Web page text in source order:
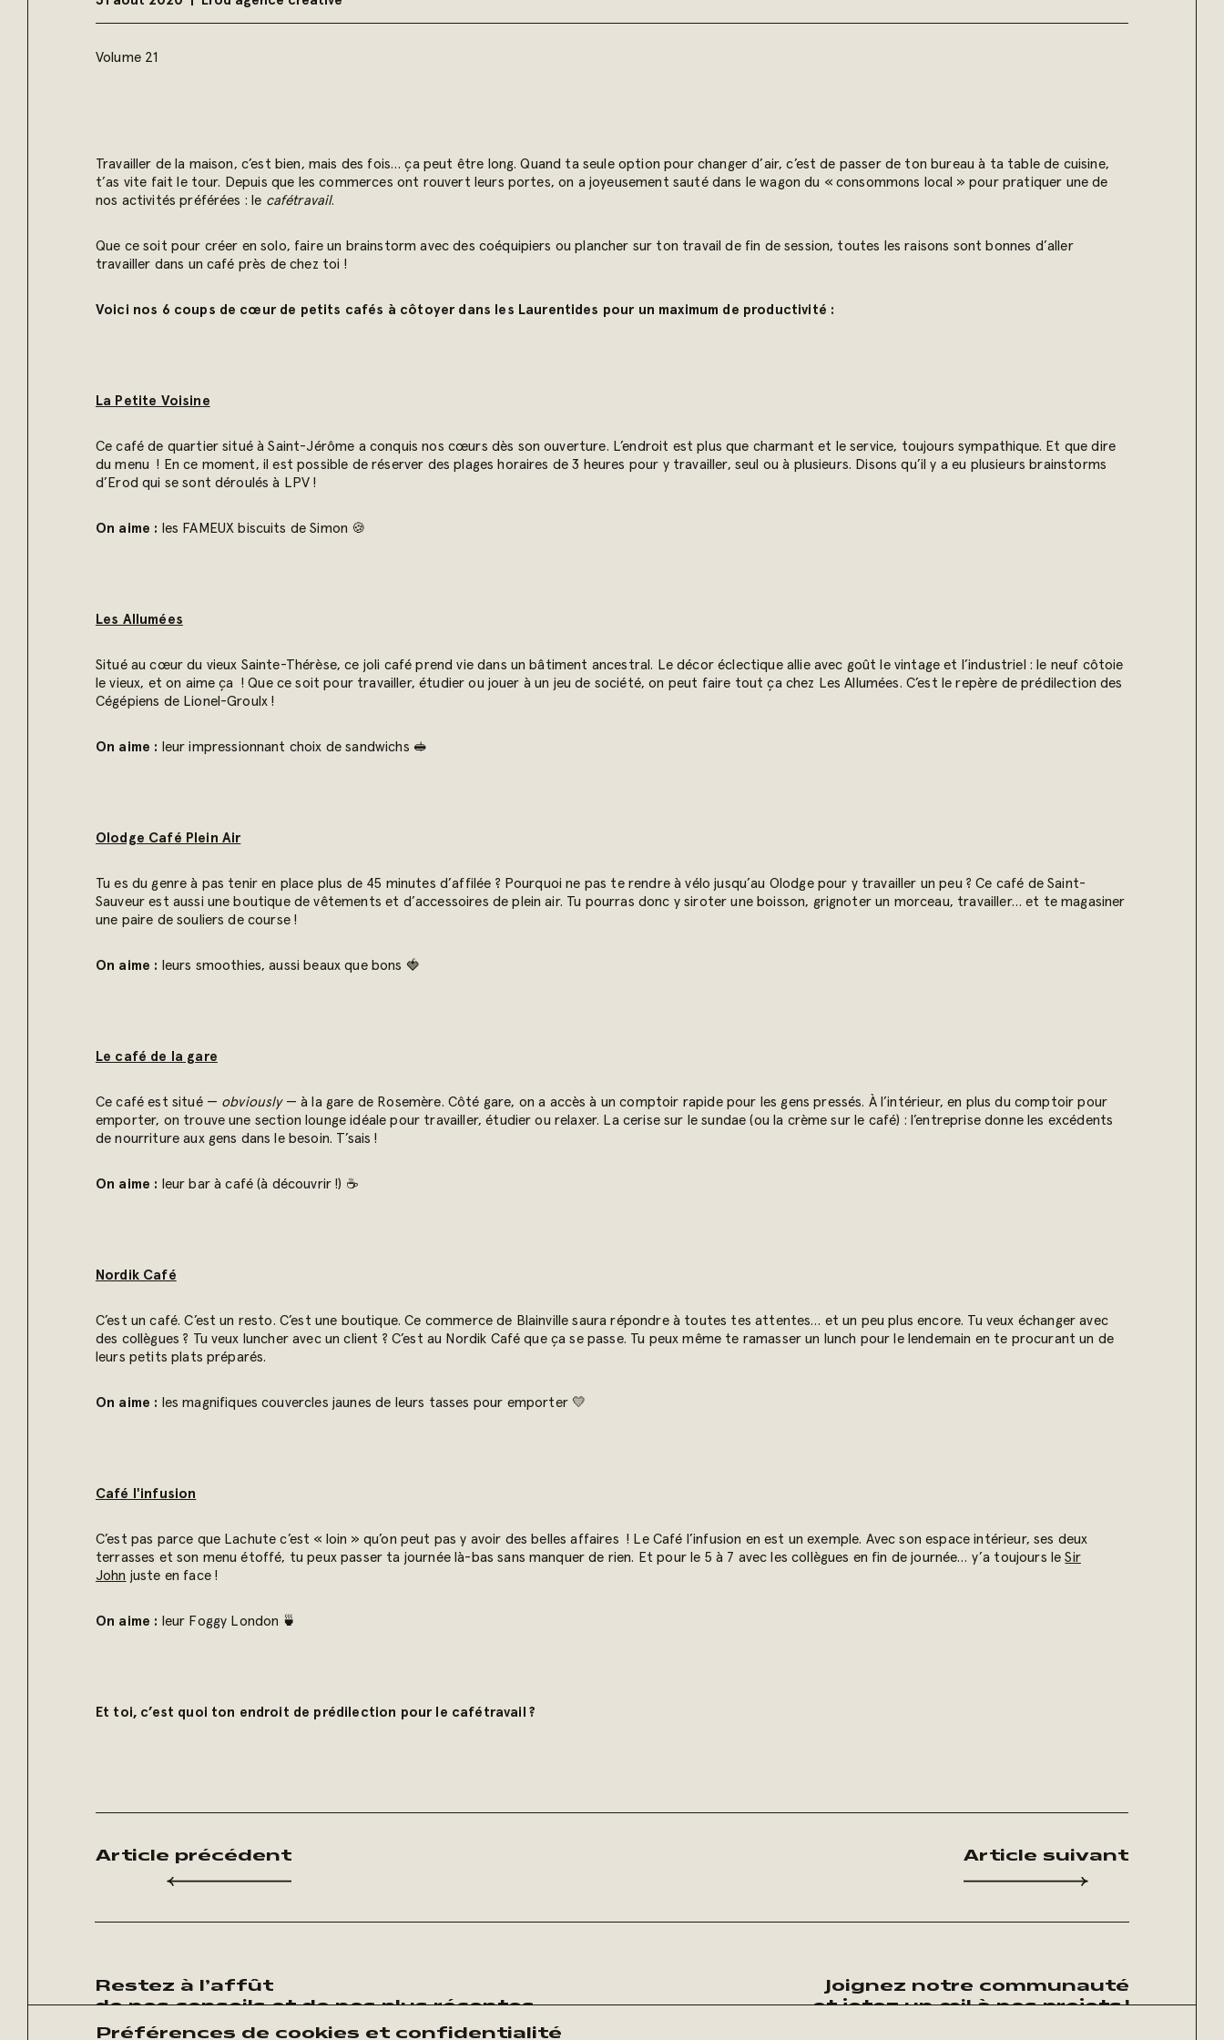
Préférences de cookies et confidentialité
Volume 21
Travailler de la maison, c’est bien, mais des fois… ça peut être long. Quand ta seule option pour changer d’air, c’est de passer de ton bureau à ta table de cuisine,
t’as vite fait le tour. Depuis que les commerces ont rouvert leurs portes, on a joyeusement sauté dans le wagon du « consommons local » pour pratiquer une de
nos activités préférées : le cafétravail.
Que ce soit pour créer en solo, faire un brainstorm avec des coéquipiers ou plancher sur ton travail de fin de session, toutes les raisons sont bonnes d’aller
travailler dans un café près de chez toi !
Voici nos 6 coups de cœur de petits cafés à côtoyer dans les Laurentides pour un maximum de productivité :
La Petite Voisine
Ce café de quartier situé à Saint-Jérôme a conquis nos cœurs dès son ouverture. L’endroit est plus que charmant et le service, toujours sympathique. Et que dire
du menu ! En ce moment, il est possible de réserver des plages horaires de 3 heures pour y travailler, seul ou à plusieurs. Disons qu’il y a eu plusieurs brainstorms
d’Erod qui se sont déroulés à LPV !
On aime : les FAMEUX biscuits de Simon 🍪
Les Allumées
Situé au cœur du vieux Sainte-Thérèse, ce joli café prend vie dans un bâtiment ancestral. Le décor éclectique allie avec goût le vintage et l’industriel : le neuf côtoie
le vieux, et on aime ça ! Que ce soit pour travailler, étudier ou jouer à un jeu de société, on peut faire tout ça chez Les Allumées. C’est le repère de prédilection des
Cégépiens de Lionel-Groulx !
On aime : leur impressionnant choix de sandwichs 🥪
Olodge Café Plein Air
Tu es du genre à pas tenir en place plus de 45 minutes d’affilée ? Pourquoi ne pas te rendre à vélo jusqu’au Olodge pour y travailler un peu ? Ce café de Saint-
Sauveur est aussi une boutique de vêtements et d’accessoires de plein air. Tu pourras donc y siroter une boisson, grignoter un morceau, travailler… et te magasiner
une paire de souliers de course !
On aime : leurs smoothies, aussi beaux que bons 🍓
Le café de la gare
Ce café est situé — obviously— à la gare de Rosemère. Côté gare, on a accès à un comptoir rapide pour les gens pressés. À l’intérieur, en plus du comptoir pour
emporter, on trouve une section lounge idéale pour travailler, étudier ou relaxer. La cerise sur le sundae (ou la crème sur le café) : l’entreprise donne les excédents
de nourriture aux gens dans le besoin. T’sais !
On aime : leur bar à café (à découvrir !) ☕
Nordik Café
C’est un café. C’est un resto. C’est une boutique. Ce commerce de Blainville saura répondre à toutes tes attentes… et un peu plus encore. Tu veux échanger avec
des collègues ? Tu veux luncher avec un client ? C’est au Nordik Café que ça se passe. Tu peux même te ramasser un lunch pour le lendemain en te procurant un de
leurs petits plats préparés.
On aime : les magnifiques couvercles jaunes de leurs tasses pour emporter 💛
Café l'infusion
C’est pas parce que Lachute c’est « loin » qu’on peut pas y avoir des belles affaires ! Le Café l’infusion en est un exemple. Avec son espace intérieur, ses deux
terrasses et son menu étoffé, tu peux passer ta journée là-bas sans manquer de rien. Et pour le 5 à 7 avec les collègues en fin de journée… y’a toujours leSir
John juste en face !
On aime : leur Foggy London 🍵
Et toi, c’est quoi ton endroit de prédilection pour le cafétravail ?
Article précédent Article suivant
Restez à l’affût
de nos conseils et de nos plus récentes
publications :
Joignez notre communauté
et jetez un œil à nos projets !